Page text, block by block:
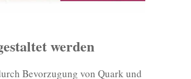
werden
Bevorzugung von Quark und